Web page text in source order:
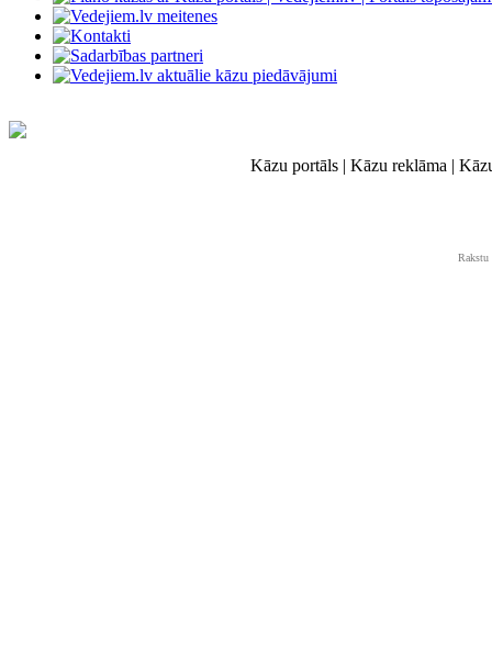
Kāzu portāls | Kāzu reklāma |
Rakstu